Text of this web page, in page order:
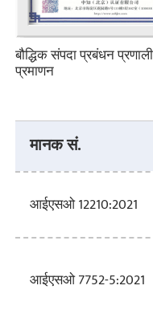
बौद्धिक संपदा प्रबंधन प्रणाली
प्रमाणन
मानक सं.
आईएसओ 12210:2021
आईएसओ 7752-5:2021